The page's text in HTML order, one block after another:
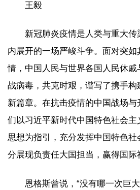
王毅
新冠肺炎疫情是人类与重大传
内展开的一场严峻斗争。面对突
情，中国人民与世界各国人民休
战病毒，共克时艰，谱写了携手构
新篇章。在抗击疫情的中国战场
们以习近平新时代中国特色社会主
思想为指引，充分发挥中国特色
分展现负责任大国担当，赢得国际
恩格斯曾说，“没有哪一次巨